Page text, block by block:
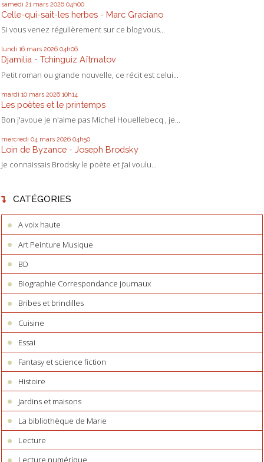
samedi 21 mars 2026 04h00
Celle-qui-sait-les herbes - Marc Graciano
Si vous venez régulièrement sur ce blog vous...
lundi 16 mars 2026 04h06
Djamilia - Tchinguiz Aïtmatov
Petit roman ou grande nouvelle, ce récit est celui...
mardi 10 mars 2026 10h14
Les poètes et le printemps
Bon j'avoue je n'aime pas Michel Houellebecq , je...
mercredi 04 mars 2026 04h50
Loin de Byzance - Joseph Brodsky
Je connaissais Brodsky le poète et j’ai voulu...
CATÉGORIES
A voix haute
Art Peinture Musique
BD
Biographie Correspondance journaux
Bribes et brindilles
Cuisine
Essai
Fantasy et science fiction
Histoire
Jardins et maisons
La bibliothèque de Marie
Lecture
Lecture numérique